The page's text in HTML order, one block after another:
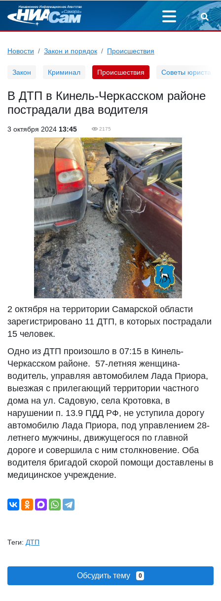
Новости Закон и порядок Происшествия
Закон Криминал Происшествия Советы юриста
В ДТП в Кинель-Черкасском районе
пострадали два водителя
3 октября 2024 13:45 2175
2 октября на территории Самарской области
зарегистрировано 11 ДТП, в которых пострадали
15 человек.
Одно из ДТП произошло в 07:15 в Кинель-
Черкасском районе. 57-летняя женщина-
водитель, управляя автомобилем Лада Приора,
выезжая с прилегающий территории частного
дома на ул. Садовую, села Кротовка, в
нарушении п. 13.9 ПДД РФ, не уступила дорогу
автомобилю Лада Приора, под управлением 28-
летнего мужчины, движущегося по главной
дороге и совершила с ним столкновение. Оба
водителя бригадой скорой помощи доставлены в
медицинское учреждение.
Теги: ДТП
Обсудить тему 0